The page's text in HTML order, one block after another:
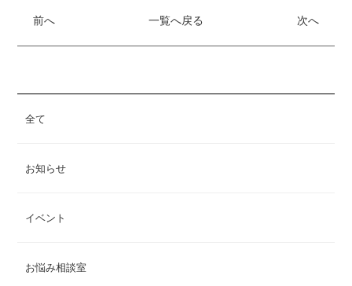
前へ 一覧へ戻る 次へ
全て
お知らせ
イベント
お悩み相談室